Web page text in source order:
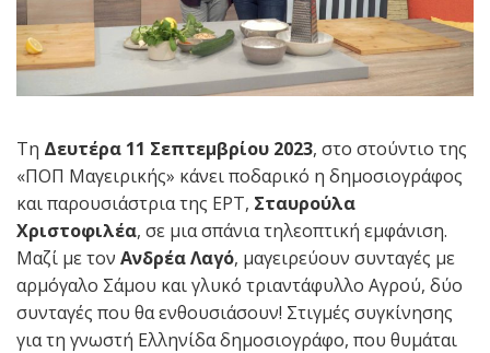
Τη Δευτέρα 11 Σεπτεμβρίου 2023, στο στούντιο της
«ΠΟΠ Μαγειρικής» κάνει ποδαρικό η δημοσιογράφος
και παρουσιάστρια της ΕΡΤ, Σταυρούλα
Χριστοφιλέα, σε μια σπάνια τηλεοπτική εμφάνιση.
Μαζί με τον Ανδρέα Λαγό, μαγειρεύουν συνταγές με
αρμόγαλο Σάμου και γλυκό τριαντάφυλλο Αγρού, δύο
συνταγές που θα ενθουσιάσουν! Στιγμές συγκίνησης
για τη γνωστή Ελληνίδα δημοσιογράφο, που θυμάται